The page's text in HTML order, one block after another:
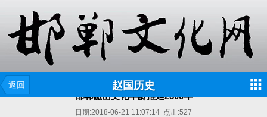
返回 赵国历史
邯郸磁山文化年龄推延2500年
日期:2018-06-21 11:07:14 点击:527